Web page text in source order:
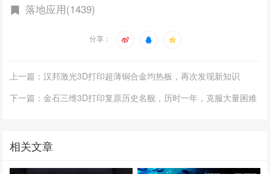
落地应用(1439)
分享：
上一篇：汉邦激光3D打印超薄铜合金均热板，再次发现新知识
下一篇：金石三维3D打印复原历史名舰，历时一年，克服大量困难
相关文章